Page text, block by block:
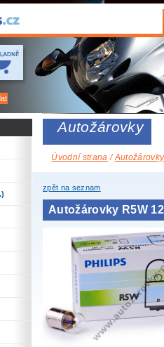
Autožárovky
Úvodní strana /Autožárovky
zpět na seznam
Autožárovky R5W